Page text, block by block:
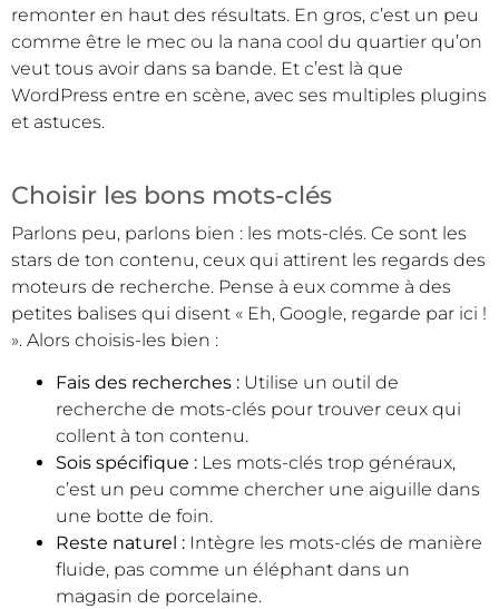
remonter en haut des résultats. En gros, c’est un peu
comme être le mec ou la nana cool du quartier qu’on
veut tous avoir dans sa bande. Et c’est là que
WordPress entre en scène, avec ses multiples plugins
et astuces.
Choisir les bons mots-clés
Parlons peu, parlons bien : les mots-clés. Ce sont les
stars de ton contenu, ceux qui attirent les regards des
moteurs de recherche. Pense à eux comme à des
petites balises qui disent « Eh, Google, regarde par ici !
». Alors choisis-les bien :
Fais des recherches : Utilise un outil de
recherche de mots-clés pour trouver ceux qui
collent à ton contenu.
Sois spécifique : Les mots-clés trop généraux,
c’est un peu comme chercher une aiguille dans
une botte de foin.
Reste naturel : Intègre les mots-clés de manière
fluide, pas comme un éléphant dans un
magasin de porcelaine.